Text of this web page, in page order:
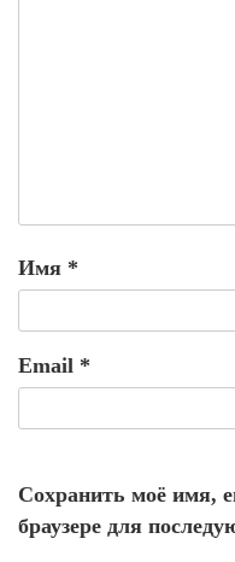
Имя *
Email *
Сохранить моё имя,
браузере для